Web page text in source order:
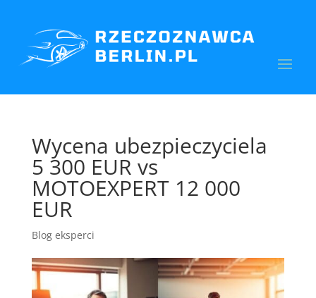
Wycena ubezpieczyciela
5 300 EUR vs
MOTOEXPERT 12 000
EUR
Blog eksperci